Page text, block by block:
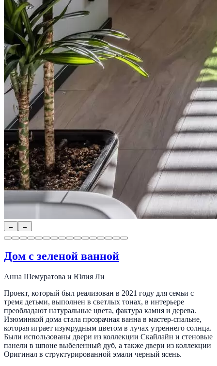
← →
Дом с зеленой ванной
Анна Шемуратова и Юлия Ли
Проект, который был реализован в 2021 году для семьи с
тремя детьми, выполнен в светлых тонах, в интерьере
преобладают натуральные цвета, фактура камня и дерева.
Изюминкой дома стала прозрачная ванна в мастер-спальне,
которая играет изумрудным цветом в лучах утреннего солнца.
Были использованы двери из коллекции Скайлайн и стеновые
панели в шпоне выбеленный дуб, а также двери из коллекции
Оригинал в структурированной эмали черный ясень.